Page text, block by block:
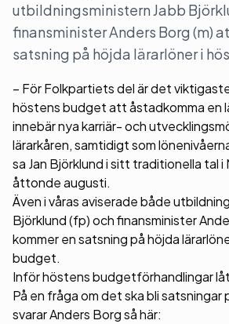
utbildningsministern Jabb
finansminister Anders Borg (m)
satsning på höjda lärarlöner i hös
– För Folkpartiets del är det
höstens budget att åstadkomma en
innebär nya karriär- och
lärarkåren, samtidigt som
sa Jan Björklund i sitt traditionella tal i
åttonde augusti.
Även i våras aviserade både
Björklund (fp) och finansminister
kommer en satsning på höjda
budget.
Inför höstens budgetförhandlingar
På en fråga om det ska bli satsningar
svarar Anders Borg så här: